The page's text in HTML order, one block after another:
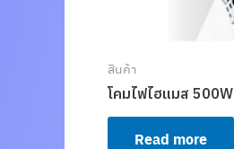
สินค้า
โคมไฟไฮแมส 500W
Read more